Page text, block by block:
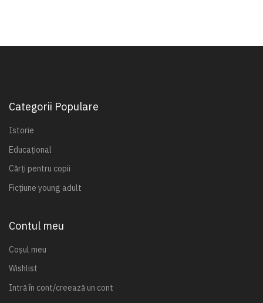
Categorii Populare
Istorie
Educațional
Cărți pentru copii
Ficțiune young adult
Contul meu
Coșul meu
Wishlist
Intră în cont/creează un cont